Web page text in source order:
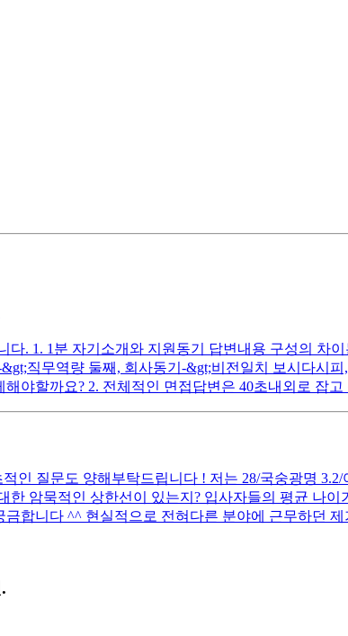
. 1. 1분 자기소개와 지원동기 답변내용 구성의 차
직무역량 둘째, 회사동기-&gt;비전일치 보시다시
야할까요? 2. 전체적인 면접답변은 40초내외로 잡
질문도 양해부탁드립니다 ! 저는 28/국숭광명 3.2/
암묵적인 상한선이 있는지? 입사자들의 평균 나
합니다 ^^ 현실적으로 전혀다른 분야에 근무하던